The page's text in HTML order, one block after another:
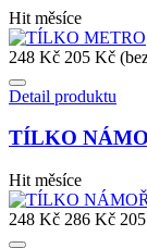
Hit měsíce
248 Kč 205 Kč
Detail produktu
TÍLKO
Hit měsíce
248 Kč 286 Kč